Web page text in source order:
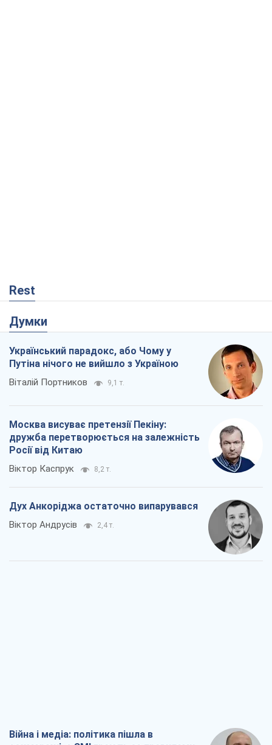
Rest
Думки
Український парадокс, або Чому у
Путіна нічого не вийшло з Україною
Віталій Портников 9,1 т.
Москва висуває претензії Пекіну:
дружба перетворюється на залежність
Росії від Китаю
Віктор Каспрук 8,2 т.
Дух Анкоріджа остаточно випарувався
Віктор Андрусів 2,4 т.
Війна і медіа: політика пішла в